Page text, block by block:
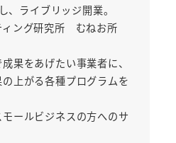
ライブリッジ開業。
ィング研究所 むねお所
果をあげたい事業者に、
上がる各種プログラムを
ールビジネスの方へのサ